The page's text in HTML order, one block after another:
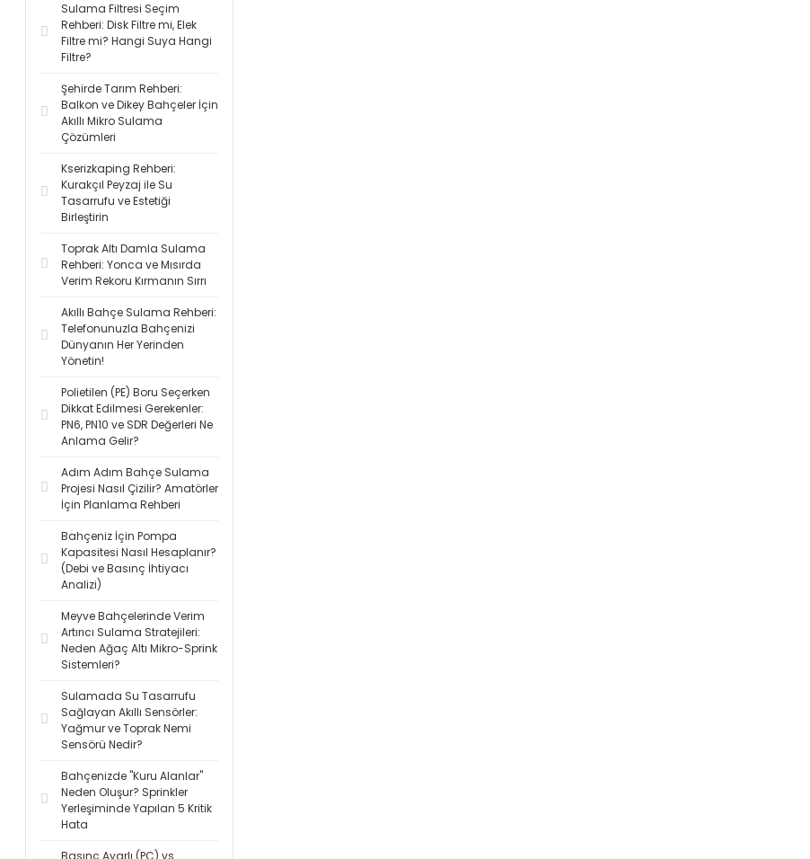
Sulama Filtresi Seçim
Rehberi: Disk Filtre mi, Elek
Filtre mi? Hangi Suya Hangi
Filtre?
Şehirde Tarım Rehberi:
Balkon ve Dikey Bahçeler İçin
Akıllı Mikro Sulama
Çözümleri
Kserizkaping Rehberi:
Kurakçıl Peyzaj ile Su
Tasarrufu ve Estetiği
Birleştirin
Toprak Altı Damla Sulama
Rehberi: Yonca ve Mısırda
Verim Rekoru Kırmanın Sırrı
Akıllı Bahçe Sulama Rehberi:
Telefonunuzla Bahçenizi
Dünyanın Her Yerinden
Yönetin!
Polietilen (PE) Boru Seçerken
Dikkat Edilmesi Gerekenler:
PN6, PN10 ve SDR Değerleri Ne
Anlama Gelir?
Adım Adım Bahçe Sulama
Projesi Nasıl Çizilir? Amatörler
İçin Planlama Rehberi
Bahçeniz İçin Pompa
Kapasitesi Nasıl Hesaplanır?
(Debi ve Basınç İhtiyacı
Analizi)
Meyve Bahçelerinde Verim
Artırıcı Sulama Stratejileri:
Neden Ağaç Altı Mikro-Sprink
Sistemleri?
Sulamada Su Tasarrufu
Sağlayan Akıllı Sensörler:
Yağmur ve Toprak Nemi
Sensörü Nedir?
Bahçenizde "Kuru Alanlar"
Neden Oluşur? Sprinkler
Yerleşiminde Yapılan 5 Kritik
Hata
Basınç Ayarlı (PC) vs.